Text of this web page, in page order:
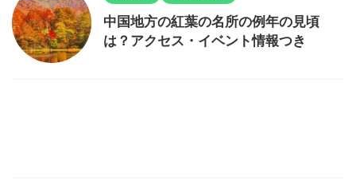
中国地方の紅葉の名所の例年の見頃
は？アクセス・イベント情報つき